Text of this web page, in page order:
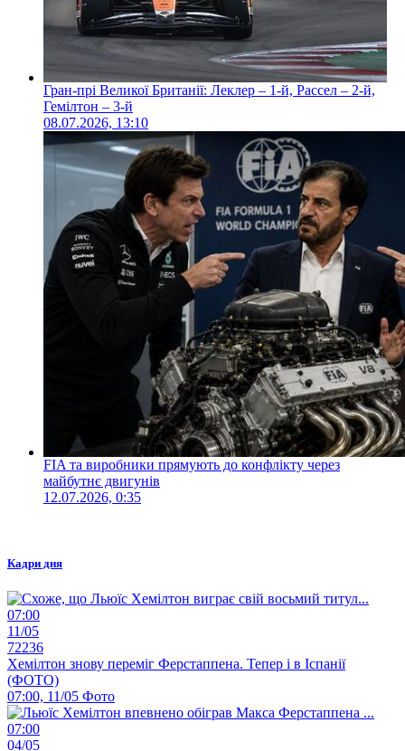
Гран-прі Великої Британії: Леклер – 1-й, Рассел – 2-й,
Гемілтон – 3-й
08.07.2026, 13:10
FIA та виробники прямують до конфлікту через
майбутнє двигунів
12.07.2026, 0:35
Кадри дня
07:00
11/05
72236
Хемілтон знову переміг Ферстаппена. Тепер і в Іспанії
(ФОТО)
07:00, 11/05 Фото
07:00
04/05